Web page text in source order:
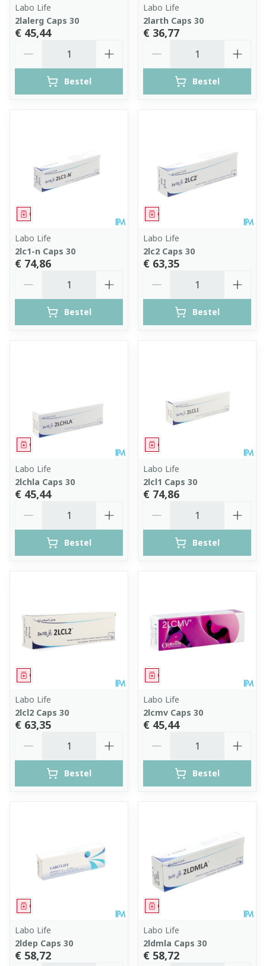
Labo Life
2lalerg Caps 30
€ 45,44
Bestel
Labo Life
2larth Caps 30
€ 36,77
Bestel
Geneesmiddel
Labo Life
2lc1-n Caps 30
€ 74,86
Bestel
Geneesmiddel
Labo Life
2lc2 Caps 30
€ 63,35
Bestel
Geneesmiddel
Labo Life
2lchla Caps 30
€ 45,44
Bestel
Geneesmiddel
Labo Life
2lcl1 Caps 30
€ 74,86
Bestel
Geneesmiddel
Labo Life
2lcl2 Caps 30
€ 63,35
Bestel
Geneesmiddel
Labo Life
2lcmv Caps 30
€ 45,44
Bestel
Geneesmiddel
Labo Life
2ldep Caps 30
€ 58,72
Geneesmiddel
Labo Life
2ldmla Caps 30
€ 58,72